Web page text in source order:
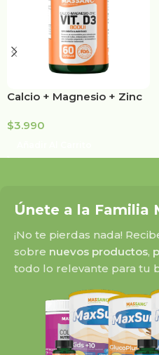
Calcio + Magnesio + Zinc
$3.990
Únete a la Familia
¡No te pierdas nada!
sobre nuevos productos,
todo lo relevante para tu